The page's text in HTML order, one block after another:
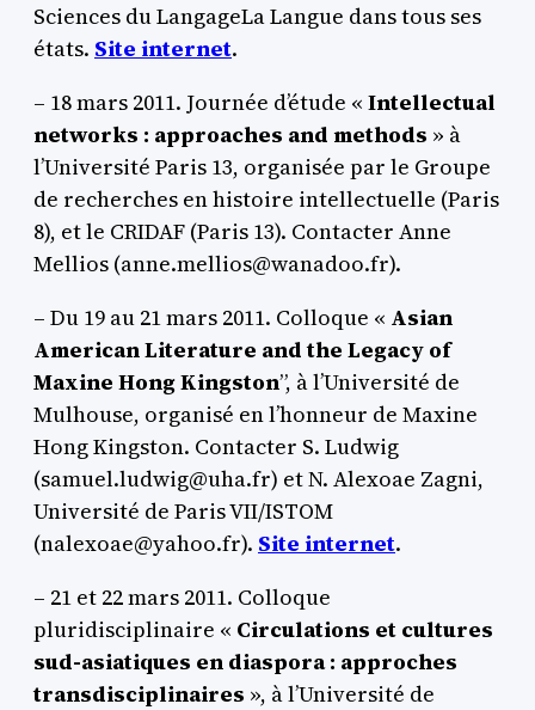
Sciences du LangageLa Langue dans tous ses
états. Site internet.
– 18 mars 2011. Journée d’étude « Intellectual
networks : approaches and methods » à
l’Université Paris 13, organisée par le Groupe
de recherches en histoire intellectuelle (Paris
8), et le CRIDAF (Paris 13). Contacter Anne
Mellios (anne.mellios@wanadoo.fr).
– Du 19 au 21 mars 2011. Colloque « Asian
American Literature and the Legacy of
Maxine Hong Kingston”, à l’Université de
Mulhouse, organisé en l’honneur de Maxine
Hong Kingston. Contacter S. Ludwig
(samuel.ludwig@uha.fr) et N. Alexoae Zagni,
Université de Paris VII/ISTOM
(nalexoae@yahoo.fr). Site internet.
– 21 et 22 mars 2011. Colloque
pluridisciplinaire « Circulations et cultures
sud-asiatiques en diaspora : approches
transdisciplinaires », à l’Université de